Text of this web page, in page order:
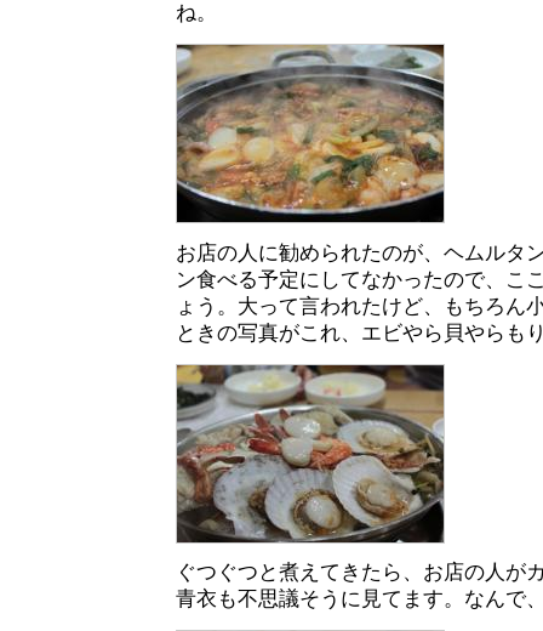
ね。
お店の人に勧められたのが、ヘムルタ
ン食べる予定にしてなかったので、こ
ょう。大って言われたけど、もちろん
ときの写真がこれ、エビやら貝やらも
ぐつぐつと煮えてきたら、お店の人が
青衣も不思議そうに見てます。なんで